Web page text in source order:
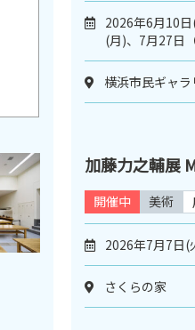
2026年6月10
(月)、7月27日
横浜市民ギャ
加藤力之輔展
開催中 美術
2026年7月7日(
さくらの家